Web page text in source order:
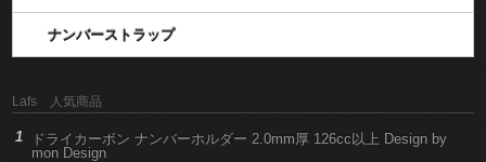
ナンバーストラップ
Lafs 人気商品
ドライカーボン ナンバーホルダー 2.0mm厚 126cc以上 Design by
mon Design